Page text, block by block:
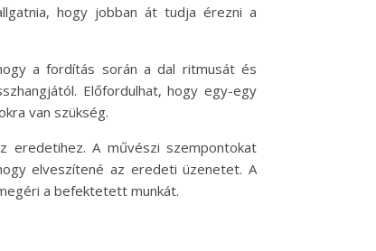
hogy jobban át tudja érezni a
a fordítás során a dal ritmusát és
Előfordulhat, hogy egy-egy
van szükség.
eredetihez. A művészi szempontokat
elveszítené az eredeti üzenetet. A
a befektetett munkát.